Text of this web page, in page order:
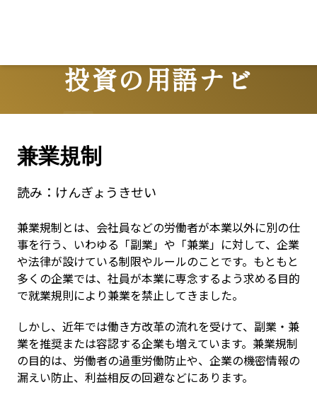
投資の用語ナビ
Terms
兼業規制
読み： けんぎょうきせい
兼業規制とは、会社員などの労働者が本業以外に別の仕
事を行う、いわゆる「副業」や「兼業」に対して、企業
や法律が設けている制限やルールのことです。もともと
多くの企業では、社員が本業に専念するよう求める目的
で就業規則により兼業を禁止してきました。
しかし、近年では働き方改革の流れを受けて、副業・兼
業を推奨または容認する企業も増えています。兼業規制
の目的は、労働者の過重労働防止や、企業の機密情報の
漏えい防止、利益相反の回避などにあります。